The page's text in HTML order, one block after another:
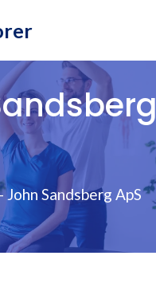
John Sandsberg ApS